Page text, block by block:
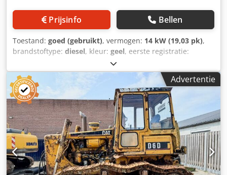
Prijsinfo Bellen
Toestand: goed (gebruikt), vermogen: 14 kW (19,03 pk),
brandstoftype: diesel, kleur: geel, eerste registratie:
, bedrijfsturen:
2006 Aandrijving: Rups Aantal cilinders: 3 Crjdpfsw Hpqrox
Alyof Leeggewicht: 1.720 kg Technische staat: goed
Optische staat: goed Prijs: Op aanvraag Serienummer:
JBB00645 Neem contact op met Ernst van Hek voor meer
informatie.
Advertentie